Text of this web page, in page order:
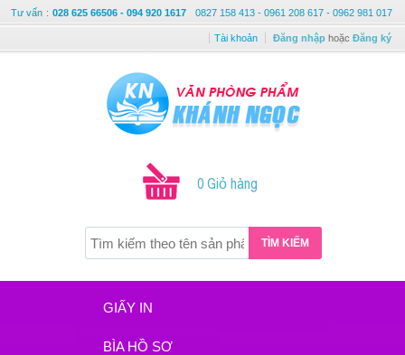
Tư vấn : 028 625 66506 - 094 920 1617 0827 158 413 - 0961 208 617 - 0962 981 017
Tài khoản Đăng nhập hoặc Đăng ký
0 Giỏ hàng
TÌM KIẾM
GIẤY IN
BÌA HỒ SƠ